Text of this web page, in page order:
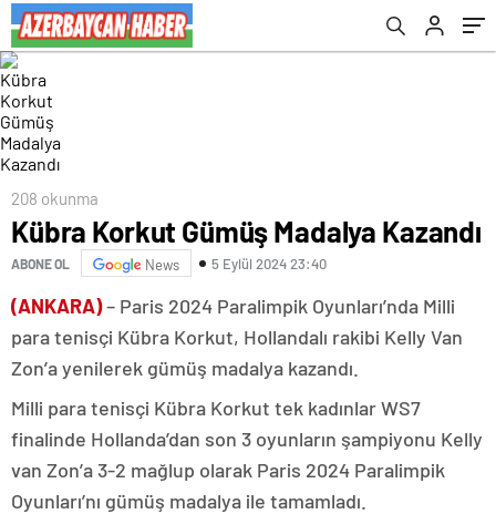
208 okunma
Kübra Korkut Gümüş Madalya Kazandı
ABONE OL News 5 Eylül 2024 23:40
(ANKARA)– Paris 2024 Paralimpik Oyunları’nda Milli
para tenisçi Kübra Korkut, Hollandalı rakibi Kelly Van
Zon’a yenilerek gümüş madalya kazandı.
Milli para tenisçi Kübra Korkut tek kadınlar WS7
finalinde Hollanda’dan son 3 oyunların şampiyonu Kelly
van Zon’a 3-2 mağlup olarak Paris 2024 Paralimpik
Oyunları’nı gümüş madalya ile tamamladı.